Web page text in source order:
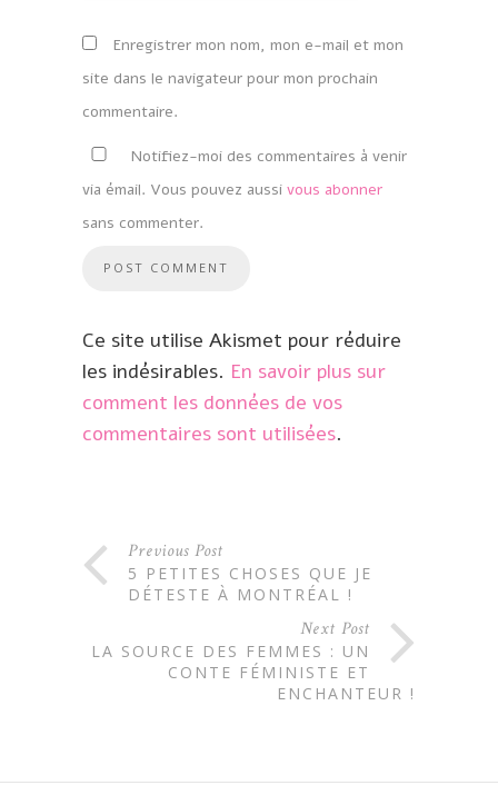
Enregistrer mon nom, mon e-mail et mon
site dans le navigateur pour mon prochain
commentaire.
Notifiez-moi des commentaires à venir
via émail. Vous pouvez aussi vous abonner
sans commenter.
Ce site utilise Akismet pour réduire
les indésirables. En savoir plus sur
comment les données de vos
commentaires sont utilisées.
Previous Post
5 PETITES CHOSES QUE JE
DÉTESTE À MONTRÉAL !
Next Post
LA SOURCE DES FEMMES : UN
CONTE FÉMINISTE ET
ENCHANTEUR !